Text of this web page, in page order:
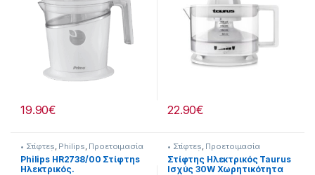
19.90€ 22.90€
• Στίφτεs, Philips, Προετοιμασία
Πρωινού
Philips HR2738/00 Στίφτηs
Ηλεκτρικός.
• Στίφτεs, Προετοιμασία
Πρωινού
Στίφτης Ηλεκτρικός Taurus
Ισχύς 30W Χωρητικότητα